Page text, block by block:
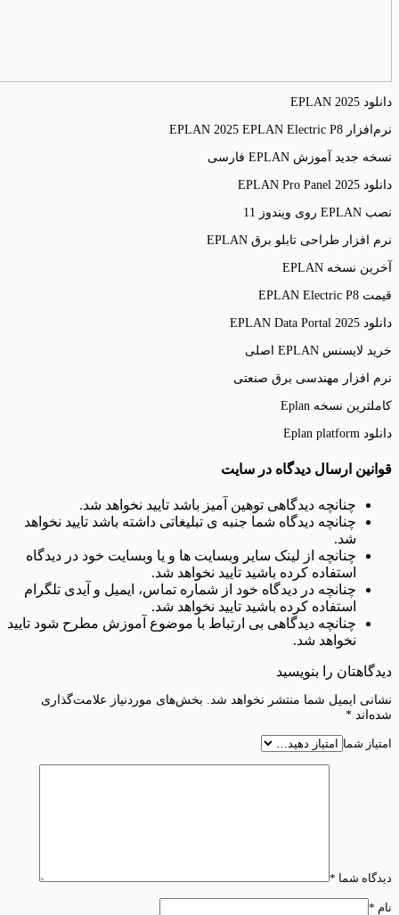
دانلود EPLAN 2025
نرم‌افزار EPLAN 2025 EPLAN Electric P8
نسخه جدید آموزش EPLAN فارسی
دانلود EPLAN Pro Panel 2025
نصب EPLAN روی ویندوز 11
نرم افزار طراحی تابلو برق EPLAN
آخرین نسخه EPLAN
قیمت EPLAN Electric P8
دانلود 2025 EPLAN Data Portal
خرید لایسنس EPLAN اصلی
نرم افزار مهندسی برق صنعتی
کاملترین نسخه Eplan
دانلود Eplan platform
قوانین ارسال دیدگاه در سایت
چنانچه دیدگاهی توهین آمیز باشد تایید نخواهد شد.
چنانچه دیدگاه شما جنبه ی تبلیغاتی داشته باشد تایید نخواهد
شد.
چنانچه از لینک سایر وبسایت ها و یا وبسایت خود در دیدگاه
استفاده کرده باشید تایید نخواهد شد.
چنانچه در دیدگاه خود از شماره تماس، ایمیل و آیدی تلگرام
استفاده کرده باشید تایید نخواهد شد.
چنانچه دیدگاهی بی ارتباط با موضوع آموزش مطرح شود تایید
نخواهد شد.
دیدگاهتان را بنویسید
نشانی ایمیل شما منتشر نخواهد شد.
بخش‌های موردنیاز علامت‌گذاری
شده‌اند *
امتیاز شما
دیدگاه شما *
نام *